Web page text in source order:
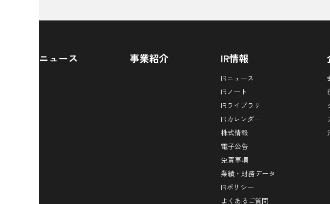
ニュース 事業紹介 IR情報
IRニュース
IRノート
IRライブラリ
IRカレンダー
株式情報
電子公告
免責事項
業績・財務データ
IRポリシー
よくあるご質問